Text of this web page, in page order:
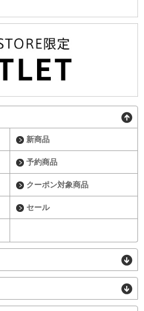
新商品
予約商品
クーポン対象商品
セール